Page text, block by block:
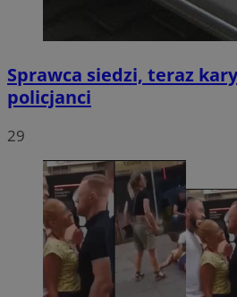
Sprawca siedzi, teraz
policjanci
29